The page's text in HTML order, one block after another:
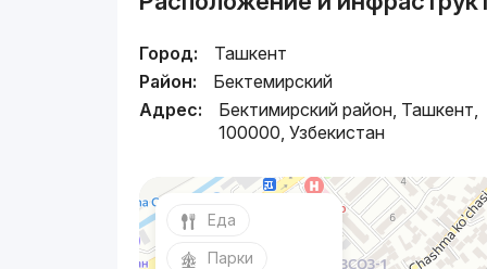
Город:
Ташкент
Район:
Бектемирский
Адрес:
Бектимирский район, Ташкент,
100000, Узбекистан
Еда
Парки